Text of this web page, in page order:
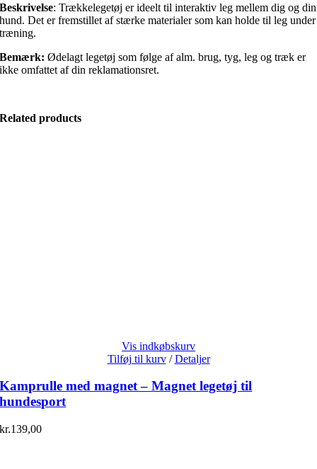
Beskrivelse: Trækkelegetøj er ideelt til interaktiv leg mellem dig og din
hund. Det er fremstillet af stærke materialer som kan holde til leg under
træning.
Bemærk: Ødelagt legetøj som følge af alm. brug, tyg, leg og træk er
ikke omfattet af din reklamationsret.
Related products
Vis indkøbskurv
Tilføj til kurv / Detaljer
Kamprulle med magnet – Magnet legetøj til
hundesport
kr.139,00